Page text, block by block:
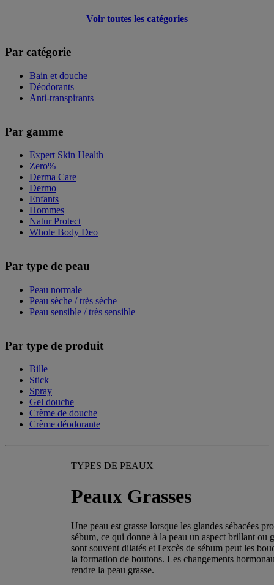
Voir toutes les catégories
Par catégorie
Bain et douche
Déodorants
Anti-transpirants
Par gamme
Expert Skin Health
Zero%
Derma Care
Dermo
Enfants
Hommes
Natur Protect
Whole Body Deo
Par type de peau
Peau normale
Peau sèche / très sèche
Peau sensible / très sensible
Par type de produit
Bille
Stick
Spray
Gel douche
Crème de douche
Crème déodorante
TYPES DE PEAUX
Peaux Grasses
Une peau est grasse lorsque les glandes sébacées
sébum, ce qui donne à la peau un aspect brillant ou
sont souvent dilatés et l'excès de sébum peut les
la formation de boutons. Les changements
rendre la peau grasse.